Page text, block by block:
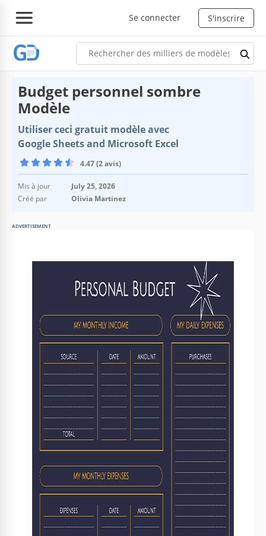
Se connecter S'inscrire
Budget personnel sombre
Modèle
Utiliser ceci gratuit modèle avec
Google Sheets and Microsoft Excel
4.47 (2 avis)
Mis à jour
July 25, 2026
Créé par
Olivia Martinez
ADVERTISEMENT
Google Sheets
August 13, 2023
Dernière mise à jour
July 25, 2026
Communauté
Ajouté aux collections par 14 Utilisateurs
Statistiques d’utilisation
0 téléchargements ce mois-ci
Caractéristiques principales de ce modèle
Convient pour Personnel
À propos de ce modèle
Inspiré par le charme énigmatique de la nuit, ce Modèle de
Budget Personnel Sombre adopte une palette de couleurs
sombres qui symbolise la force, la résistance et la capacité à
naviguer à travers les défis de la vie. Son design épuré se
concentre principalement sur votre parcours financier, vous
guidant vers un avenir financier plus prometteur.